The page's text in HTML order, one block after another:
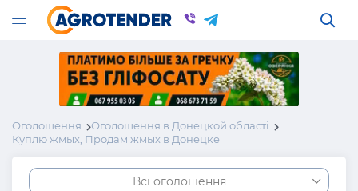
Оголошення
Оголошення в Донецкой області
Куплю жмых, Продам жмых в Донецке
Всі оголошення